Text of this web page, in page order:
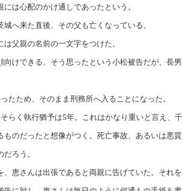
は心配のかけ通しであったという。
へ来た直後、その父も亡くなっている。
父親の名前の一文字をつけた。
けできる、そう思ったという小松被告だが、長男
たため、そのまま刑務所へ入ることになった。
らく執行猶予は5年。これはかなり重いと言え、千
のだったと想像がつく。死亡事故、あるいは悪質
ろう。
恵さんは出張であると両親に告げていた。それを